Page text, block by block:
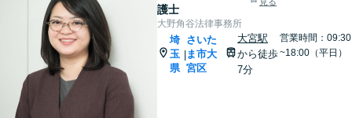
護士
大野角谷法律事務所
埼
玉
県
|
さいた
ま市大
宮区
大宮駅
から徒歩
7分
営業時間：09:30
~18:00（平日）